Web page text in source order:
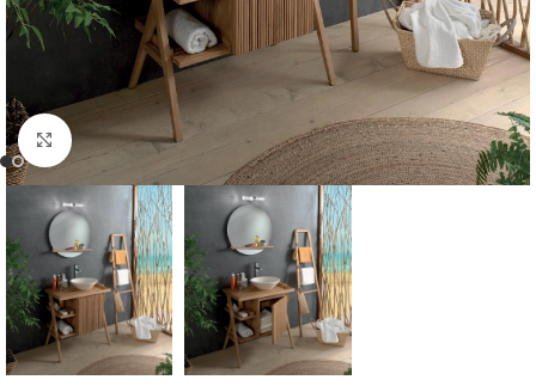
Cliquer pour agrandir